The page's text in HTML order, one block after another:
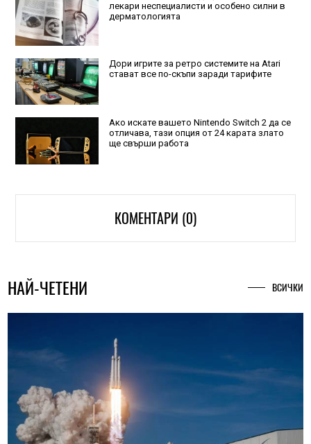
лекари неспециалисти и особено силни в
дерматологията
Дори игрите за ретро системите на Atari
стават все по-скъпи заради тарифите
Ако искате вашето Nintendo Switch 2 да се
отличава, тази опция от 24 карата злато
ще свърши работа
КОМЕНТАРИ (0)
НАЙ-ЧЕТЕНИ ВСИЧКИ